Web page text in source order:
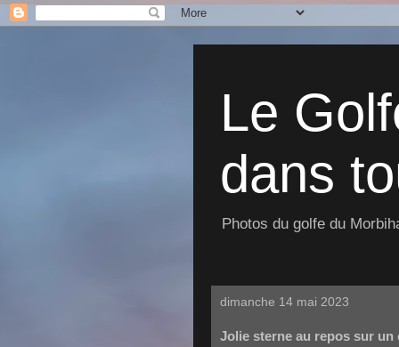
Le
dans
Photos du golfe du
dimanche 14 mai 2023
Jolie sterne au repos sur